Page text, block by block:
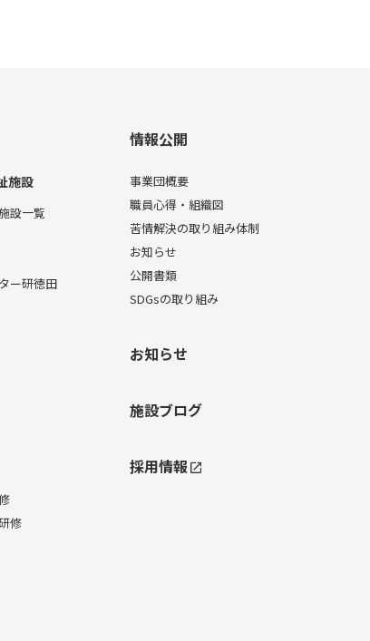
施設
設一覧
ー研徳田
修
情報公開
事業団概要
職員心得・組織図
苦情解決の取り組み体制
お知らせ
公開書類
SDGsの取り組み
お知らせ
施設ブログ
採用情報